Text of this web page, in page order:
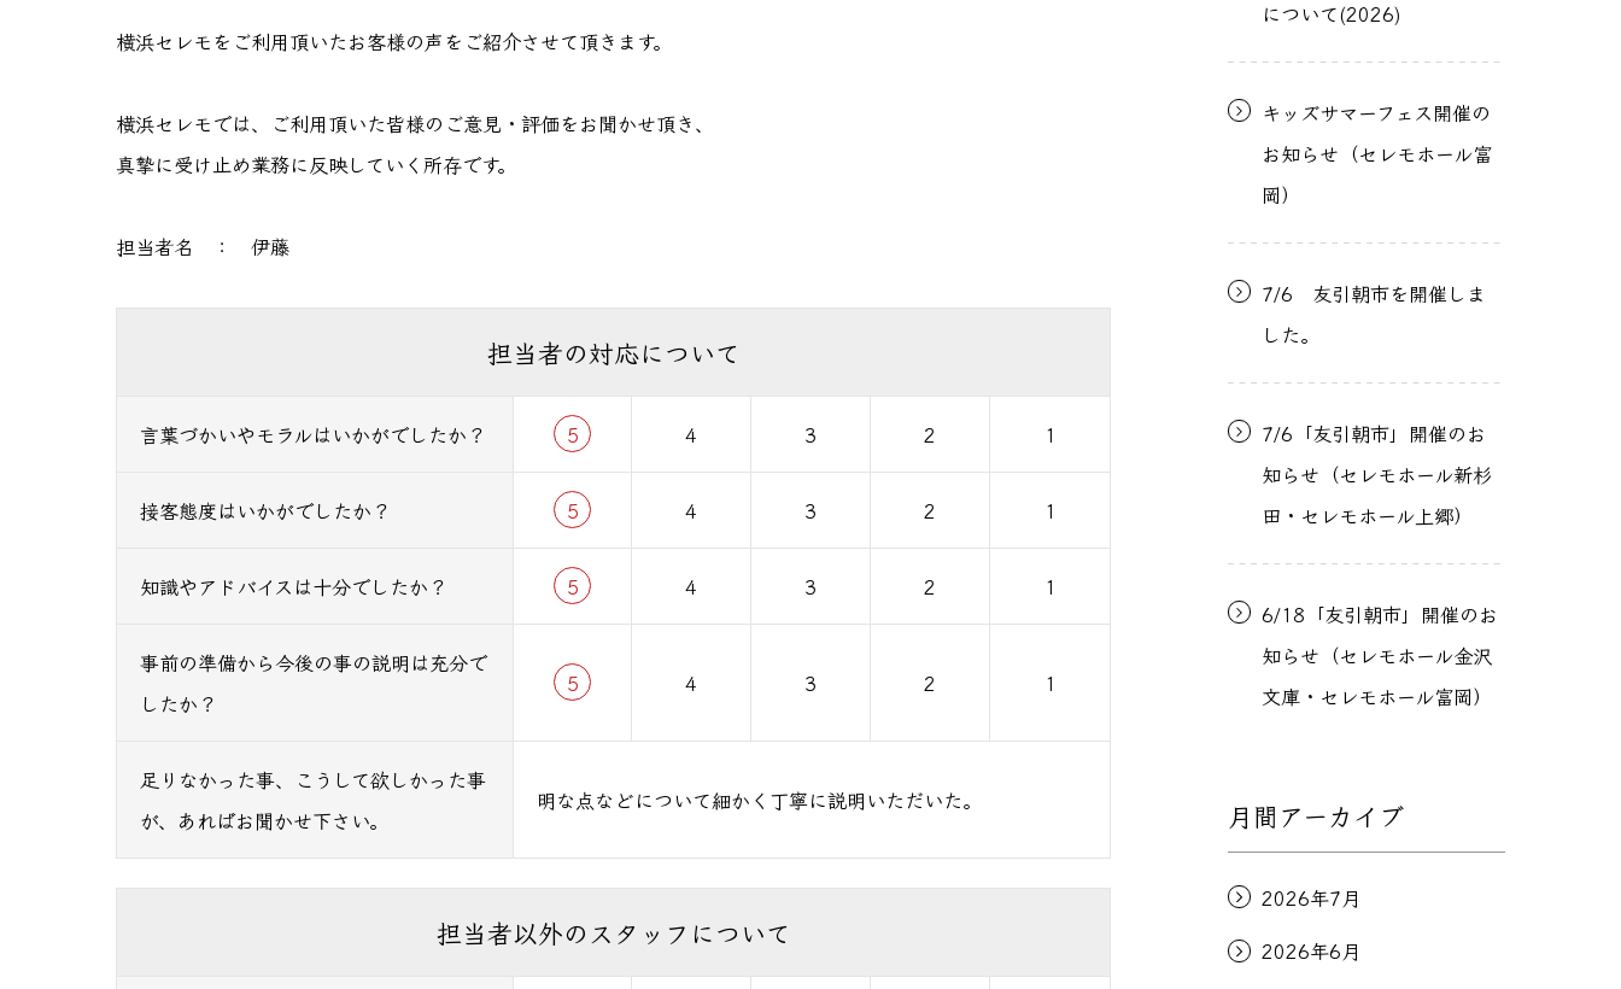
横浜セレモをご利用頂いたお客様の声をご紹介させて頂きます。
横浜セレモでは、ご利用頂いた皆様のご意見・評価をお聞かせ頂き、
真摯に受け止め業務に反映していく所存です。
担当者名 ： 伊藤
担当者の対応について
言葉づかいやモラルはいかがでしたか？ 5 4 3 2 1
接客態度はいかがでしたか？ 5 4 3 2 1
知識やアドバイスは十分でしたか？ 5 4 3 2 1
事前の準備から今後の事の説明は充分で
したか？
5 4 3 2 1
足りなかった事、こうして欲しかった事
が、あればお聞かせ下さい。
明な点などについて細かく丁寧に説明いただいた。
担当者以外のスタッフについて
について(2026)
キッズサマーフェス開催の
お知らせ（セレモホール富
岡）
7/6 友引朝市を開催しま
した。
7/6「友引朝市」開催のお
知らせ（セレモホール新杉
田・セレモホール上郷）
6/18「友引朝市」開催のお
知らせ（セレモホール金沢
文庫・セレモホール富岡）
月間アーカイブ
2026年7月
2026年6月